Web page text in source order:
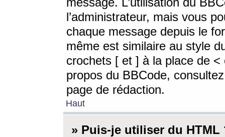
l’administrateur, mais vous
chaque message depuis le
même est similaire au style
crochets [ et ] à la place de <
propos du BBCode,
page de rédaction.
Haut
» Puis-je utiliser du HTML